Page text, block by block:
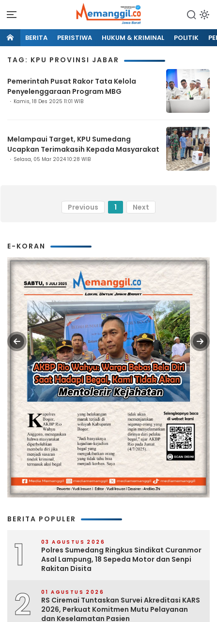
BERITA PERISTIWA HUKUM & KRIMINAL POLITIK
TAG: KPU PROVINSI JABAR
Pemerintah Pusat Rakor Tata Kelola
Penyelenggaraan Program MBG
Kamis, 18 Des 2025 11:01 WIB
Melampaui Target, KPU Sumedang
Ucapkan Terimakasih Kepada Masyarakat
Selasa, 05 Mar 2024 10:28 WIB
Previous 1 Next
E-KORAN
BERITA POPULER
1 03 AGUSTUS 2026
Polres Sumedang Ringkus Sindikat Curanmor
Asal Lampung, 18 Sepeda Motor dan Senpi
Rakitan Disita
2 01 AGUSTUS 2026
RS Ciremai Tuntaskan Survei Akreditasi KARS
2026, Perkuat Komitmen Mutu Pelayanan
dan Keselamatan Pasien